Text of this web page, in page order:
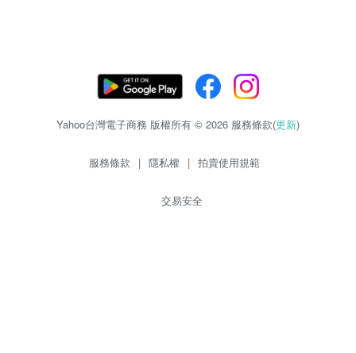
Yahoo台灣電子商務 版權所有 © 2026 服務條款(更新)
服務條款 | 隱私權 | 拍賣使用規範
交易安全